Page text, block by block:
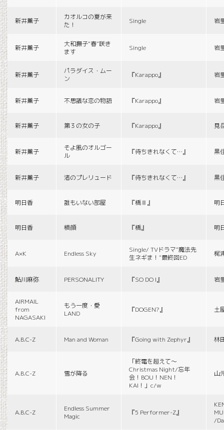
新井薫子
カオルコの夏が来
た！
Single 岩
新井薫子
大和撫子“春”咲き
ます
Single 岩
新井薫子
パラダイス・ムー
ン
『Karappo』 岩
新井薫子 不思議な恋の物語 『Karappo』 岩
新井薫子 第３の女の子 『Karappo』 見
新井薫子
そよ風のオルゴー
ル
『待ちきれなくて…』 黒
新井薫子 渚のプレリュード 『待ちきれなくて…』 黒
明日香 誰もいない部屋 『橋Ⅱ』 明
明日香 横顔 『橋』 明
A×K Endless Sky
Single/ TVドラマ“魔法先
生ネギま！”最終回ED
梶
鮎川麻弥 PERSONALITY 『SO DO I』 岩
AIRMAIL
from
NAGASAKI
もう一度・愛
LAND
『DOGEN?』 土
A.B.C-Z Man and Woman 『Going with Zephyr』 林
A.B.C-Z 雪が降る
「終電を超えて～
Christmas Night/忘年
会！BOU！NEN！
KAI！」c/w
山
A.B.C-Z
Endless Summer
Magic
『5 Performer-Z』
/